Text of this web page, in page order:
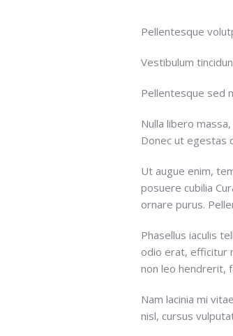
Pellentesque
Vestibulum
Pellentesque sed
Nulla libero
Donec ut egestas
Ut augue enim,
posuere cubilia
ornare purus.
Phasellus iaculis
odio erat, efficitur
non leo hendrerit,
Nam lacinia mi
nisl, cursus